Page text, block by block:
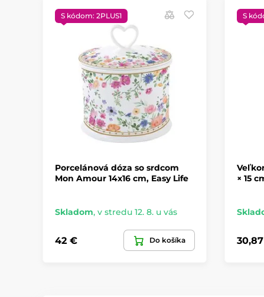
S kódom: 2PLUS1
Porcelánová dóza so srdcom
Mon Amour 14x16 cm, Easy Life
Skladom, v stredu 12. 8. u vás
42 € Do košíka
S
× 15